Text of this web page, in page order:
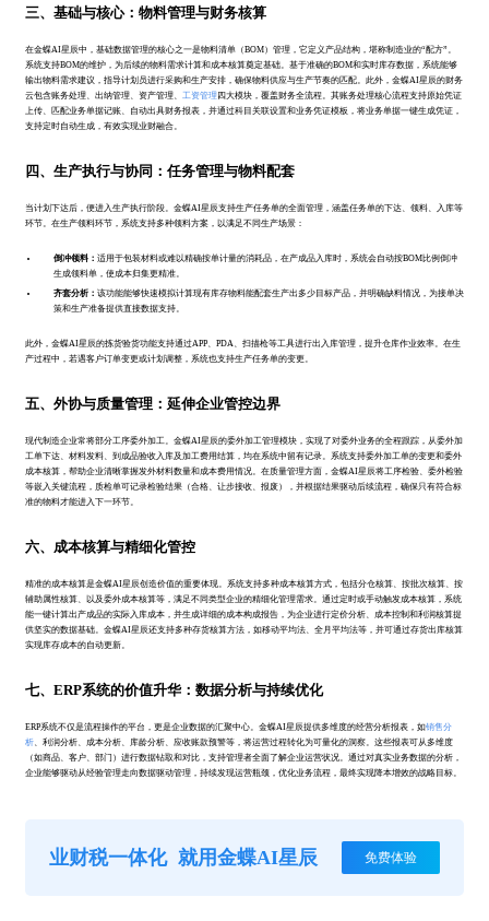
三、基础与核心：物料管理与财务核算
在金蝶AI星辰中，基础数据管理的核心之一是物料清单（BOM）管理，它定义产品结构，堪称制造业的“配方”。
系统支持BOM的维护，为后续的物料需求计算和成本核算奠定基础。基于准确的BOM和实时库存数据，系统能够
输出物料需求建议，指导计划员进行采购和生产安排，确保物料供应与生产节奏的匹配。此外，金蝶AI星辰的财务
云包含账务处理、出纳管理、资产管理、工资管理四大模块，覆盖财务全流程。其账务处理核心流程支持原始凭证
上传、匹配业务单据记账、自动出具财务报表，并通过科目关联设置和业务凭证模板，将业务单据一键生成凭证，
支持定时自动生成，有效实现业财融合。
四、生产执行与协同：任务管理与物料配套
当计划下达后，便进入生产执行阶段。金蝶AI星辰支持生产任务单的全面管理，涵盖任务单的下达、领料、入库等
环节。在生产领料环节，系统支持多种领料方案，以满足不同生产场景：
倒冲领料： 适用于包装材料或难以精确按单计量的消耗品，在产成品入库时，系统会自动按BOM比例倒冲
生成领料单，使成本归集更精准。
齐套分析： 该功能能够快速模拟计算现有库存物料能配套生产出多少目标产品，并明确缺料情况，为接单决
策和生产准备提供直接数据支持。
此外，金蝶AI星辰的拣货验货功能支持通过APP、PDA、扫描枪等工具进行出入库管理，提升仓库作业效率。在生
产过程中，若遇客户订单变更或计划调整，系统也支持生产任务单的变更。
五、外协与质量管理：延伸企业管控边界
现代制造企业常将部分工序委外加工。金蝶AI星辰的委外加工管理模块，实现了对委外业务的全程跟踪，从委外加
工单下达、材料发料、到成品验收入库及加工费用结算，均在系统中留有记录。系统支持委外加工单的变更和委外
成本核算，帮助企业清晰掌握发外材料数量和成本费用情况。在质量管理方面，金蝶AI星辰将工序检验、委外检验
等嵌入关键流程，质检单可记录检验结果（合格、让步接收、报废），并根据结果驱动后续流程，确保只有符合标
准的物料才能进入下一环节。
六、成本核算与精细化管控
精准的成本核算是金蝶AI星辰创造价值的重要体现。系统支持多种成本核算方式，包括分仓核算、按批次核算、按
辅助属性核算、以及委外成本核算等，满足不同类型企业的精细化管理需求。通过定时或手动触发成本核算，系统
能一键计算出产成品的实际入库成本，并生成详细的成本构成报告，为企业进行定价分析、成本控制和利润核算提
供坚实的数据基础。金蝶AI星辰还支持多种存货核算方法，如移动平均法、全月平均法等，并可通过存货出库核算
实现库存成本的自动更新。
七、ERP系统的价值升华：数据分析与持续优化
ERP系统不仅是流程操作的平台，更是企业数据的汇聚中心。金蝶AI星辰提供多维度的经营分析报表，如销售分
析、利润分析、成本分析、库龄分析、应收账款预警等，将运营过程转化为可量化的洞察。这些报表可从多维度
（如商品、客户、部门）进行数据钻取和对比，支持管理者全面了解企业运营状况。通过对真实业务数据的分析，
企业能够驱动从经验管理走向数据驱动管理，持续发现运营瓶颈，优化业务流程，最终实现降本增效的战略目标。
业财税一体化 就用金蝶AI星辰 免费体验